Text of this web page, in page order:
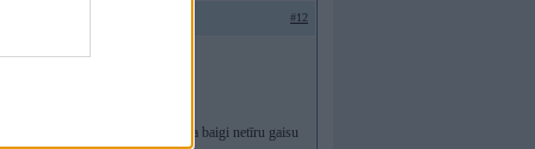
#12
mani mašīna painformēja, ka baigi netīru gaisu